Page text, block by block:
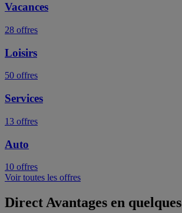
Vacances
28 offres
Loisirs
50 offres
Services
13 offres
Auto
10 offres
Voir toutes les offres
Direct Avantages en quelques